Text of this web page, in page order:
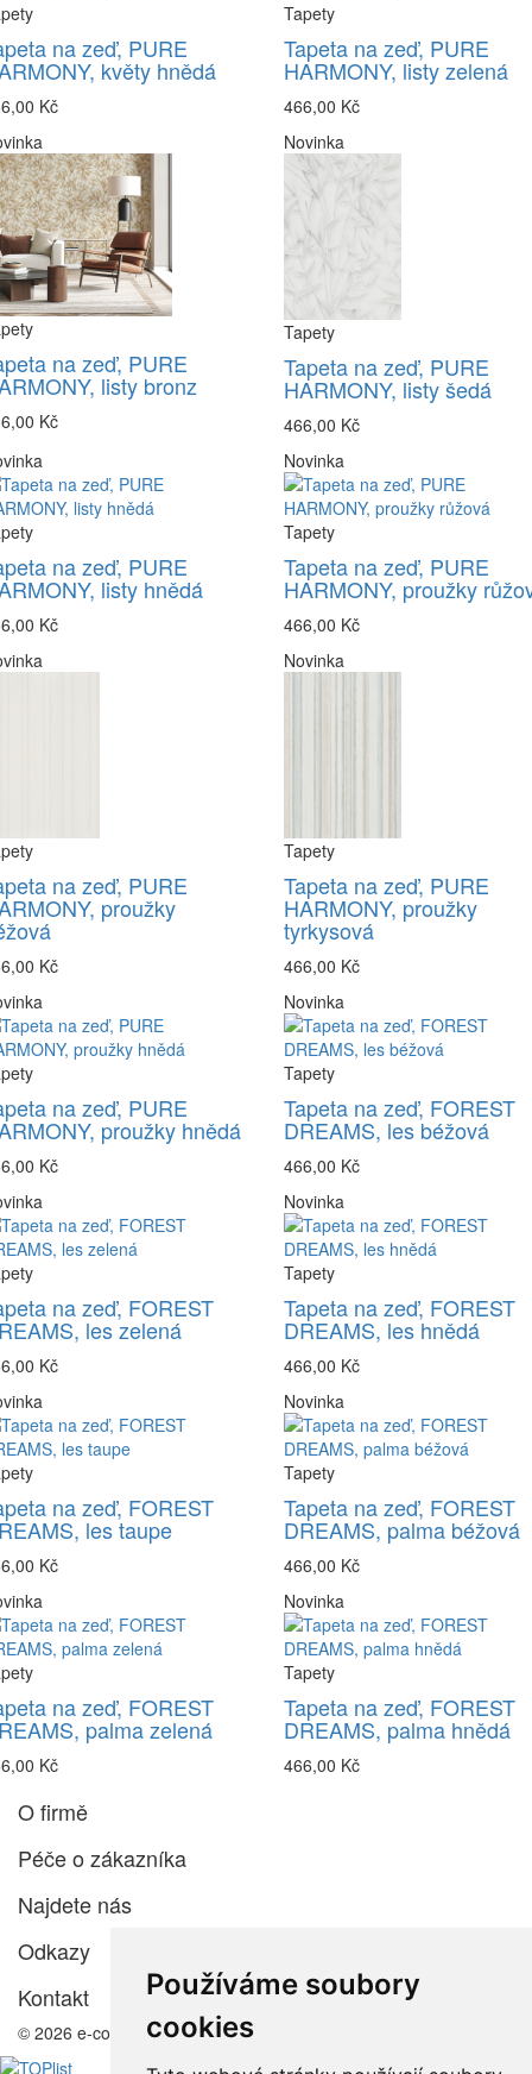
Používáme soubory
cookies
na zeď, PURE
květy hnědá
Kč
Tapety
Tapeta na zeď, PURE
HARMONY, listy zelená
466,00 Kč
na zeď, PURE
listy bronz
Kč
Novinka
Tapety
Tapeta na zeď, PURE
HARMONY, listy šedá
466,00 Kč
na zeď, PURE
listy hnědá
Kč
Novinka
Tapety
Tapeta na zeď, PURE
HARMONY, proužky
466,00 Kč
na zeď, PURE
proužky
Kč
Novinka
Tapety
Tapeta na zeď, PURE
HARMONY, proužky
tyrkysová
466,00 Kč
na zeď, PURE
proužky hnědá
Kč
Novinka
Tapety
Tapeta na zeď, FOREST
DREAMS, les béžová
466,00 Kč
na zeď, FOREST
les zelená
Kč
Novinka
Tapety
Tapeta na zeď, FOREST
DREAMS, les hnědá
466,00 Kč
na zeď, FOREST
les taupe
Kč
Novinka
Tapety
Tapeta na zeď, FOREST
DREAMS, palma béžová
466,00 Kč
na zeď, FOREST
palma zelená
Kč
Novinka
Tapety
Tapeta na zeď, FOREST
DREAMS, palma hnědá
466,00 Kč
O firmě
Péče o zákazníka
Najdete nás
Odkazy
Kontakt
© 2026 e-color.cz